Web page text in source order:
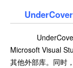
Microsoft Visual
其他外部库。同时